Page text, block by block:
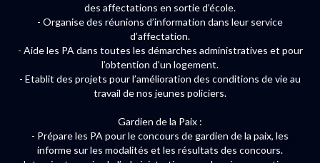
des affectations en sortie d’école.
- Organise des réunions d’information dans leur service
d’affectation.
- Aide les PA dans toutes les démarches administratives et pour
l’obtention d’un logement.
- Etablit des projets pour l’amélioration des conditions de vie au
travail de nos jeunes policiers.
Gardien de la Paix :
- Prépare les PA pour le concours de gardien de la paix, les
informe sur les modalités et les résultats des concours.